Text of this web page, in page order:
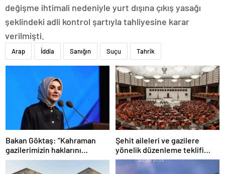
değişme ihtimali nedeniyle yurt dışına çıkış yasağı
şeklindeki adli kontrol şartıyla tahliyesine karar
verilmişti.
Arap İddia Sanığın Suçu Tahrik
Bakan Göktaş: “Kahraman
gazilerimizin haklarını
güçlendiren yeni bir dönemin
kapılarını aralıyoruz”
Şehit aileleri ve gazilere
yönelik düzenleme teklifi
Meclis’te kabul edildi